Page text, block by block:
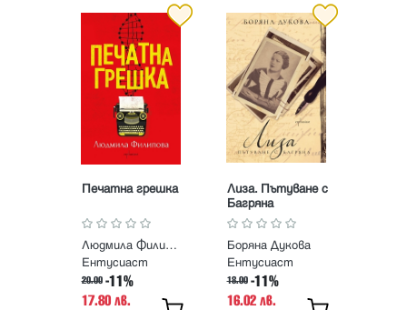
Печатна грешка
Людмила Филипова
Ентусиаст
20.00 -11%
17.80 лв.
Лиза. Пътуване с
Багряна
Боряна Дукова
Ентусиаст
18.00 -11%
16.02 лв.